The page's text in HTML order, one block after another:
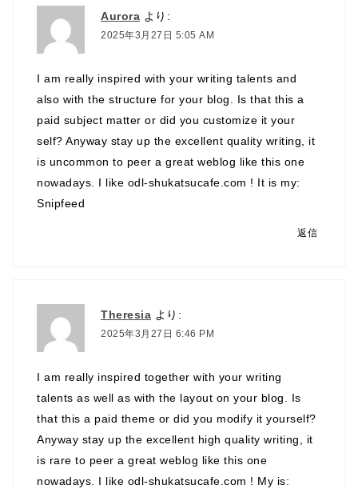
Aurora より:
2025年3月27日 5:05 AM
I am really inspired with your writing talents and
also with the structure for your blog. Is that this a
paid subject matter or did you customize it your
self? Anyway stay up the excellent quality writing, it
is uncommon to peer a great weblog like this one
nowadays. I like odl-shukatsucafe.com ! It is my:
Snipfeed
返信
Theresia より:
2025年3月27日 6:46 PM
I am really inspired together with your writing
talents as well as with the layout on your blog. Is
that this a paid theme or did you modify it yourself?
Anyway stay up the excellent high quality writing, it
is rare to peer a great weblog like this one
nowadays. I like odl-shukatsucafe.com ! My is: